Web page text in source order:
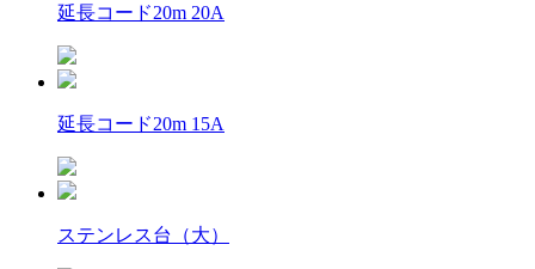
延長コード20m 20A
延長コード20m 15A
ステンレス台（大）